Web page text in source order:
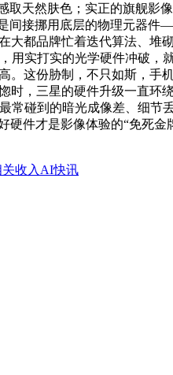
天然肤色；实正的旗舰影
间接挪用底层的物理元器
大都品牌忙着迭代算法、
用实打实的光学硬件冲破
。这份胁制，不只如斯，
时，三星的硬件升级一直
碰到的暗光成像差、细节
硬件才是影像体验的“免死
收入AI快讯